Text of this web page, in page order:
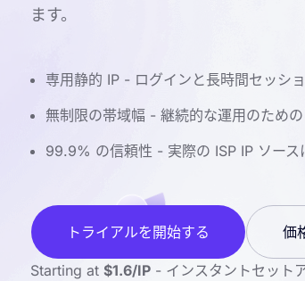
ます。
専用静的 IP - ログインと長時間セッシ
無制限の帯域幅 - 継続的な運用のため
99.9% の信頼性 - 実際の ISP IP ソース
トライアルを開始する 価
Starting at $1.6/IP - インスタントセット